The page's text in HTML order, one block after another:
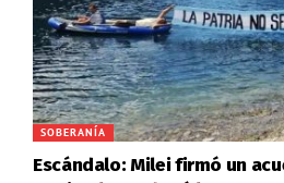
SOBERANÍA
Escándalo: Milei firmó un